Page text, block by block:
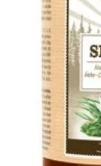
info@veterix.cz
E-shop Veterix
777 319 517